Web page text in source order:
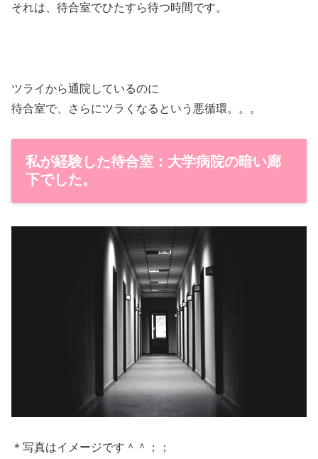
それは、待合室でひたすら待つ時間です。
ツライから通院しているのに
待合室で、さらにツラくなるという悪循環。。。
私が経験した待合室：大学病院の暗い廊
下でした。
＊写真はイメージです＾＾；；